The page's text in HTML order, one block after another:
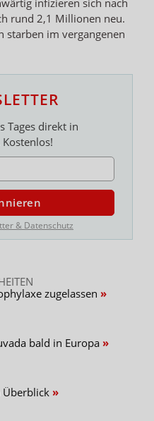
rund 2,1 Millionen neu.
starben im vergangenen
Tages direkt in
& Datenschutz
zugelassen
bald in Europa
Überblick